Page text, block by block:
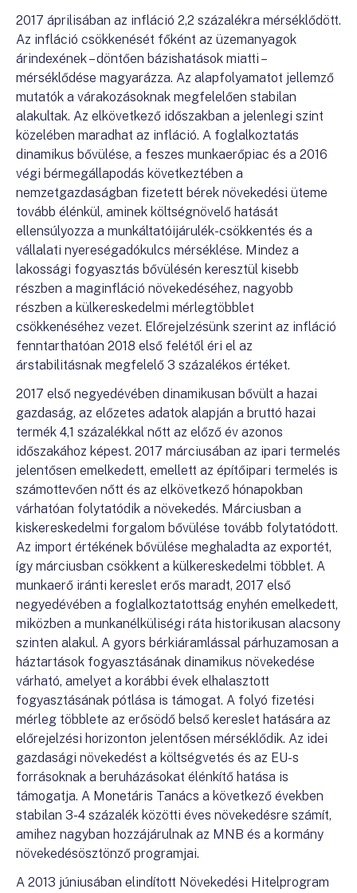
2017 áprilisában az infláció 2,2 százalékra mérséklődött.
Az infláció csökkenését főként az üzemanyagok
árindexének – döntően bázishatások miatti –
mérséklődése magyarázza. Az alapfolyamatot jellemző
mutatók a várakozásoknak megfelelően stabilan
alakultak. Az elkövetkező időszakban a jelenlegi szint
közelében maradhat az infláció. A foglalkoztatás
dinamikus bővülése, a feszes munkaerőpiac és a 2016
végi bérmegállapodás következtében a
nemzetgazdaságban fizetett bérek növekedési üteme
tovább élénkül, aminek költségnövelő hatását
ellensúlyozza a munkáltatóijárulék-csökkentés és a
vállalati nyereségadókulcs mérséklése. Mindez a
lakossági fogyasztás bővülésén keresztül kisebb
részben a maginfláció növekedéséhez, nagyobb
részben a külkereskedelmi mérlegtöbblet
csökkenéséhez vezet. Előrejelzésünk szerint az infláció
fenntarthatóan 2018 első felétől éri el az
árstabilitásnak megfelelő 3 százalékos értéket.
2017 első negyedévében dinamikusan bővült a hazai
gazdaság, az előzetes adatok alapján a bruttó hazai
termék 4,1 százalékkal nőtt az előző év azonos
időszakához képest. 2017 márciusában az ipari termelés
jelentősen emelkedett, emellett az építőipari termelés is
számottevően nőtt és az elkövetkező hónapokban
várhatóan folytatódik a növekedés. Márciusban a
kiskereskedelmi forgalom bővülése tovább folytatódott.
Az import értékének bővülése meghaladta az exportét,
így márciusban csökkent a külkereskedelmi többlet. A
munkaerő iránti kereslet erős maradt, 2017 első
negyedévében a foglalkoztatottság enyhén emelkedett,
miközben a munkanélküliségi ráta historikusan alacsony
szinten alakul. A gyors bérkiáramlással párhuzamosan a
háztartások fogyasztásának dinamikus növekedése
várható, amelyet a korábbi évek elhalasztott
fogyasztásának pótlása is támogat. A folyó fizetési
mérleg többlete az erősödő belső kereslet hatására az
előrejelzési horizonton jelentősen mérséklődik. Az idei
gazdasági növekedést a költségvetés és az EU-s
forrásoknak a beruházásokat élénkítő hatása is
támogatja. A Monetáris Tanács a következő években
stabilan 3-4 százalék közötti éves növekedésre számít,
amihez nagyban hozzájárulnak az MNB és a kormány
növekedésösztönző programjai.
A 2013 júniusában elindított Növekedési Hitelprogram